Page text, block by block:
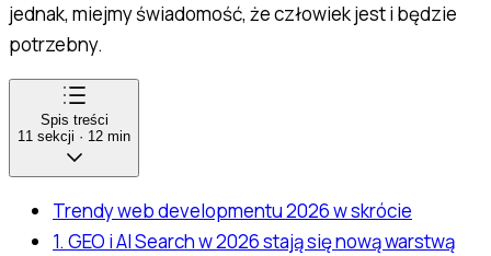
jednak, miejmy świadomość, że człowiek jest i będzie
potrzebny.
Spis treści
11 sekcji · 12 min
Trendy web developmentu 2026 w skrócie
1. GEO i AI Search w 2026 stają się nową warstwą